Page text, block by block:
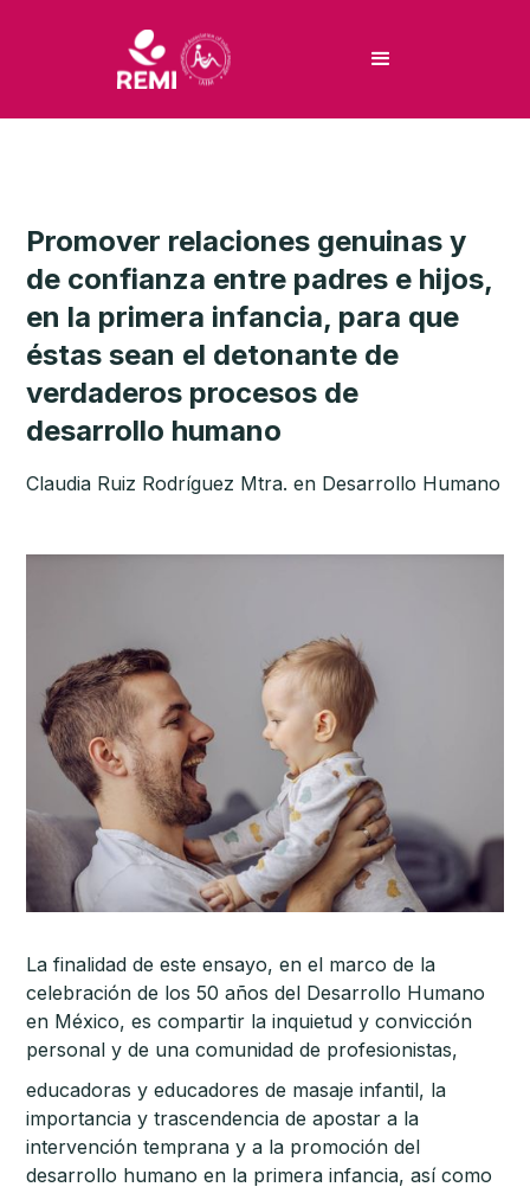
Promover relaciones genuinas y
de confianza entre padres e hijos,
en la primera infancia, para que
éstas sean el detonante de
verdaderos procesos de
desarrollo humano
Claudia Ruiz Rodríguez Mtra. en Desarrollo Humano
La finalidad de este ensayo, en el marco de la
celebración de los 50 años del Desarrollo Humano
en México, es compartir la inquietud y convicción
personal y de una comunidad de profesionistas,
educadoras y educadores de masaje infantil, la
importancia y trascendencia de apostar a la
intervención temprana y a la promoción del
desarrollo humano en la primera infancia, así como